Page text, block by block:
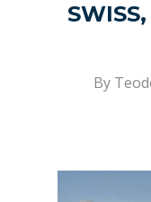
By